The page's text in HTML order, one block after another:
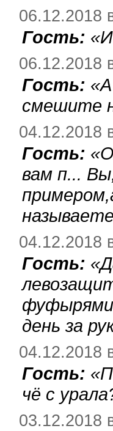
06.12.2018
Гость: «
06.12.2018
Гость: «
смешите
04.12.2018
Гость: «
вам п...
04.12.2018
Гость: «
день за
04.12.2018
Гость: «
чё с
03.12.2018